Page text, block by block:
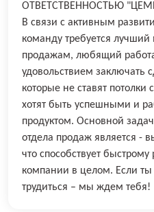
ОТВЕТСТВЕННОСТЬЮ
В связи с активным
команду требуется
продажам, любящий
удовольствием
которые не ставят потолки
хотят быть успешными и
продуктом. Основной
отдела продаж является -
что способствует
компании в целом. Если ты
трудиться – мы ждем тебя!